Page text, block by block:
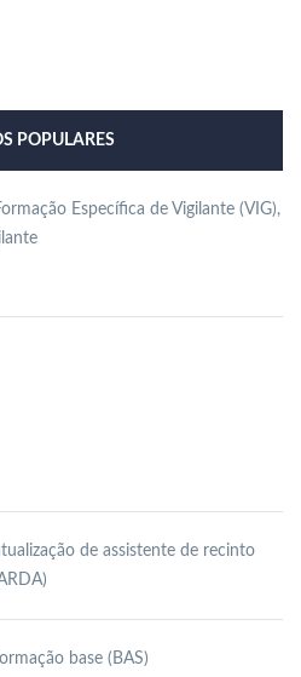
POPULARES
Específica de Vigilante (VIG),
de assistente de recinto
base (BAS)